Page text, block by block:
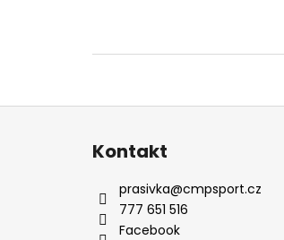
Z
Kontakt
prasivka@cmpsport.cz
777 651 516
Facebook